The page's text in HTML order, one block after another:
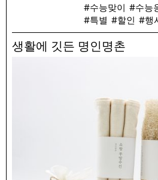
스트링치즈 100g, 명인명촌 현미칩
시리얼바 35g, 명인명촌 앉은뱅이밀
명인명촌 현미칩 60g, 유영군 쌀엿
150g, 오정자 감귤과즐 150g, 이득자
수능맞이
수능
특별
할인 행
생활에 깃든 명인명촌